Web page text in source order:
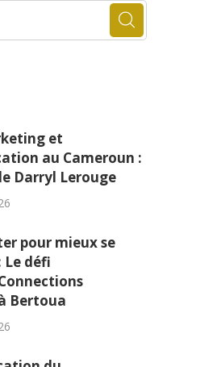
et
au Cameroun :
Darryl Lerouge
pour mieux se
défi
Bertoua